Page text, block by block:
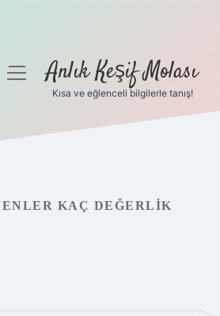
menüyüAnlık Keşif Molası
Kısa ve eğlenceli bilgilerle tanış!
KAÇ DEĞERLIK